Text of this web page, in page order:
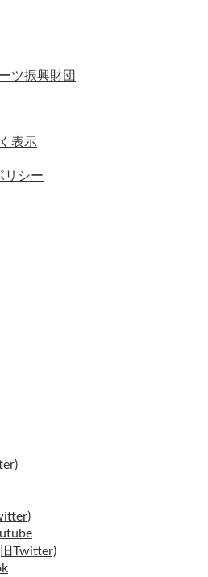
ツ振興財団
表示
リシー
Twitter)